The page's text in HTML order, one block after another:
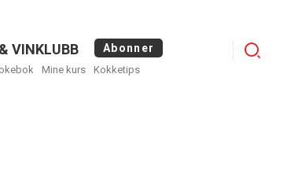
VINKLUBB Abonner
Mine kurs Kokketips
Logg